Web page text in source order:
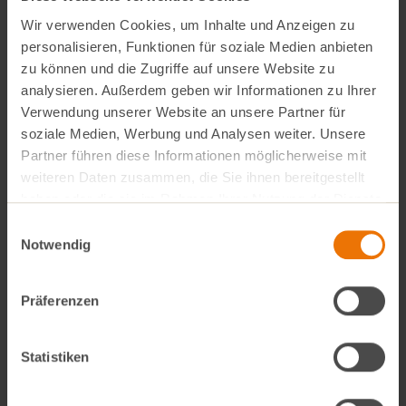
Wir verwenden Cookies, um Inhalte und Anzeigen zu
personalisieren, Funktionen für soziale Medien anbieten
zu können und die Zugriffe auf unsere Website zu
analysieren. Außerdem geben wir Informationen zu Ihrer
Verwendung unserer Website an unsere Partner für
soziale Medien, Werbung und Analysen weiter. Unsere
Partner führen diese Informationen möglicherweise mit
weiteren Daten zusammen, die Sie ihnen bereitgestellt
haben oder die sie im Rahmen Ihrer Nutzung der Dienste
Notwendig
Präferenzen
Statistiken
hervorbringt undweniger Heizenergiebenötigt.
Unsereregionalen Freiland-Schnittblumen erhalten
Sievon Mitte/Ende April bis Ende Oktoberin unseren
VollCorner Biomärkten. In dieser Zeit zählt die
Naturlandgärtnerei Seeber bei Markt Indersdorfim
Landkreis Dachau zu unseren wichtigsten
Blumenlieferanten. Silke und Wolfram Seeber arbeiten
Das stärkt nicht nur eine
Lebensraum für Schmetterlinge, Bienen und
werden meist intensiv mit
behandelt, um